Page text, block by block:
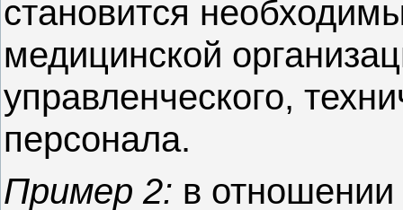
становится
медицинской
управленческого,
персонала.
Пример 2: в